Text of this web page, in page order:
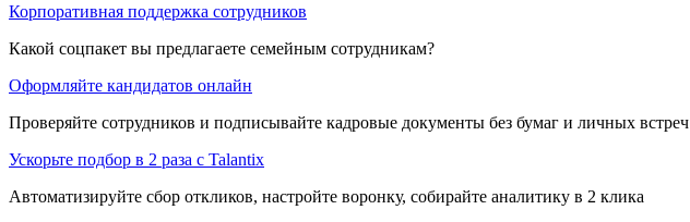
Корпоративная поддержка сотрудников
Какой соцпакет вы предлагаете семейным сотрудникам?
Оформляйте кандидатов онлайн
Проверяйте сотрудников и подписывайте кадровые документы без бумаг и личных встреч
Ускорьте подбор в 2 раза с Talantix
Автоматизируйте сбор откликов, настройте воронку, собирайте аналитику в 2 клика